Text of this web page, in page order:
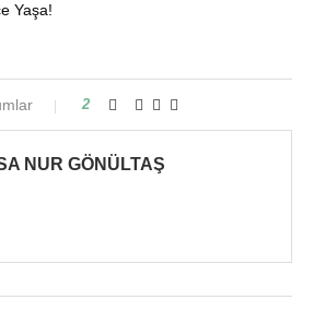
Yaşa!
2
NUR GÖNÜLTAŞ